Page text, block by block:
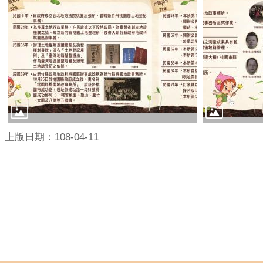
上版日期：108-04-11